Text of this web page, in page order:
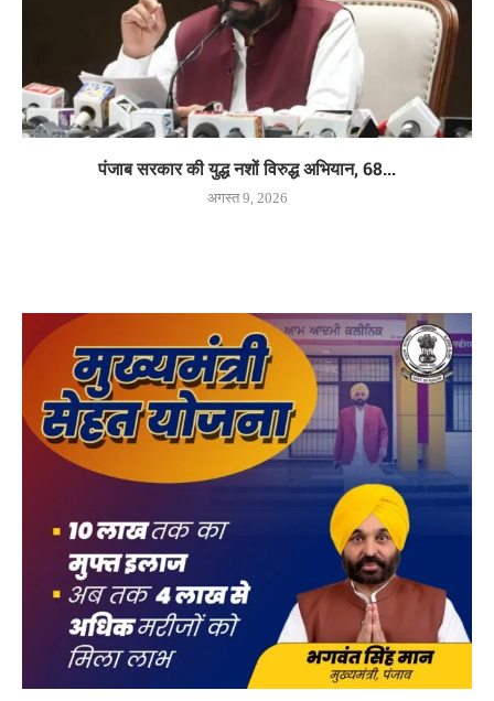
पंजाब सरकार की युद्ध नशों विरुद्ध अभियान, 68...
अगस्त 9, 2026